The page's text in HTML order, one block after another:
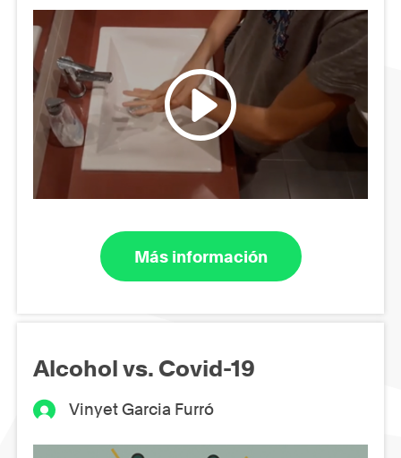
Más información
Alcohol vs. Covid-19
Vinyet Garcia Furró